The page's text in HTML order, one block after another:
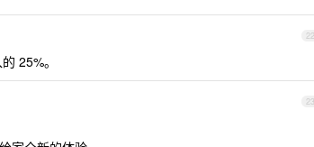
22
25%。
23